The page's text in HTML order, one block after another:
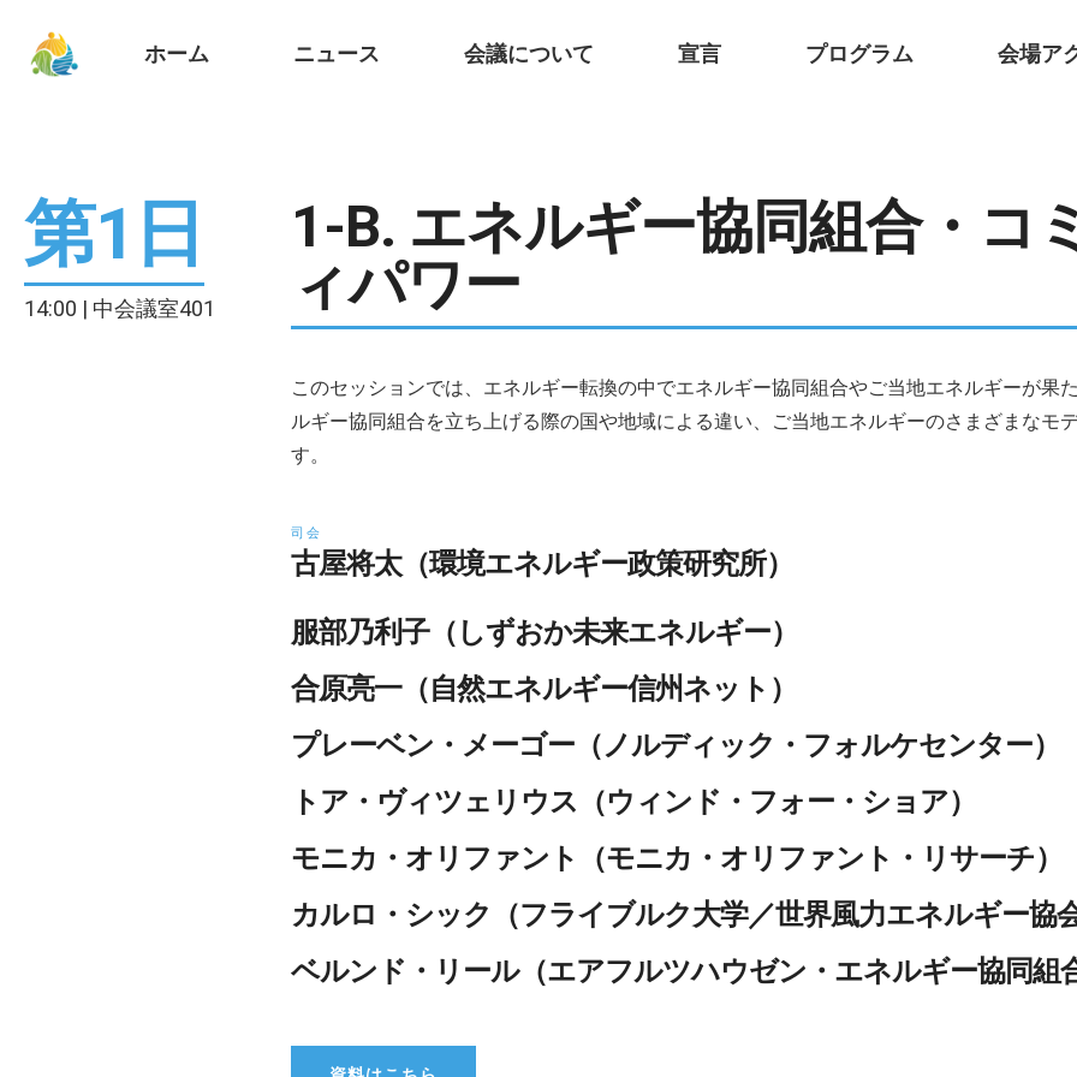
ホーム ニュース 会議について 宣言 プログラム 会場ア
第1日
14:00 | 中会議室401
1-B. エネルギー協同組合・コ
ィパワー
このセッションでは、エネルギー転換の中でエネルギー協同組合やご当地エネルギーが果
ルギー協同組合を立ち上げる際の国や地域による違い、ご当地エネルギーのさまざまなモ
す。
司会
古屋将太（環境エネルギー政策研究所）
服部乃利子（しずおか未来エネルギー）
合原亮一（自然エネルギー信州ネット）
プレーベン・メーゴー（ノルディック・フォルケセンター）
トア・ヴィツェリウス（ウィンド・フォー・ショア）
モニカ・オリファント（モニカ・オリファント・リサーチ）
カルロ・シック（フライブルク大学／世界風力エネルギー協会
ベルンド・リール（エアフルツハウゼン・エネルギー協同組